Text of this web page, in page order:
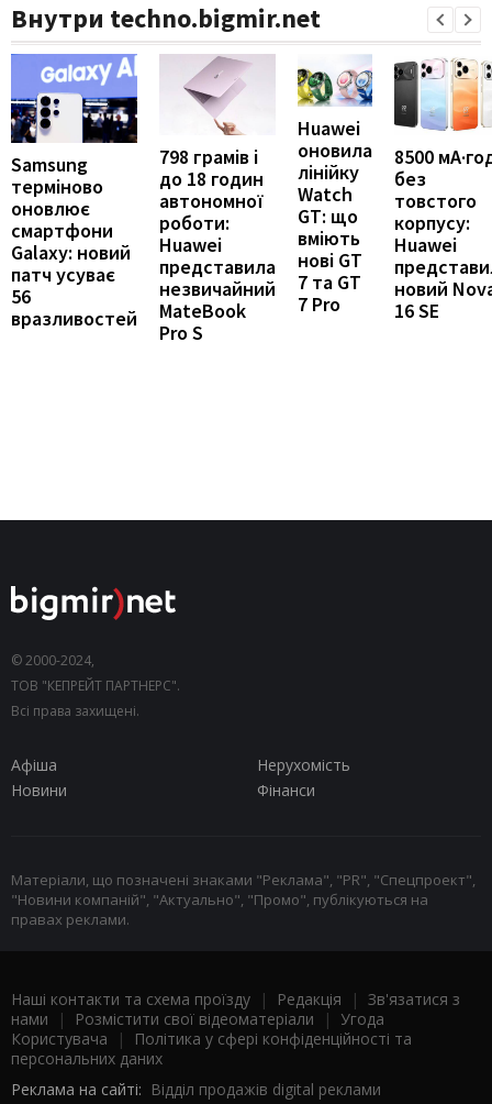
Внутри techno.bigmir.net
Samsung
терміново
оновлює
смартфони
Galaxy: новий
патч усуває
56
вразливостей
798 грамів і
до 18 годин
автономної
роботи:
Huawei
представила
незвичайний
MateBook
Pro S
Huawei
оновила
лінійку
Watch
GT: що
вміють
нові GT
7 та GT
7 Pro
8500
без
товстого
корпусу:
Huawei
новий
16 SE
© 2000-2024,
ТОВ "КЕПРЕЙТ ПАРТНЕРС".
Всі права захищені.
Афіша
Нерухомість
Новини
Фінанси
Матеріали, що позначені знаками "Реклама", "PR", "Спецпроект",
"Новини компаній", "Актуально", "Промо", публікуються на
правах реклами.
Наші контакти та схема проїзду | Редакція | Зв'язатися з
нами | Розмістити свої відеоматеріали | Угода
Користувача |
Політика у сфері конфіденційності та
персональних даних
Реклама на сайті: Відділ продажів digital реклами